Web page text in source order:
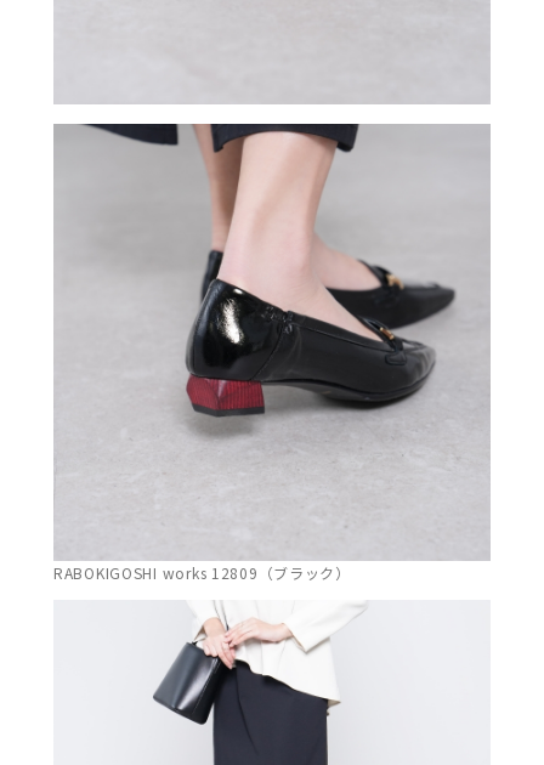
RABOKIGOSHI works 12809（ブラック）